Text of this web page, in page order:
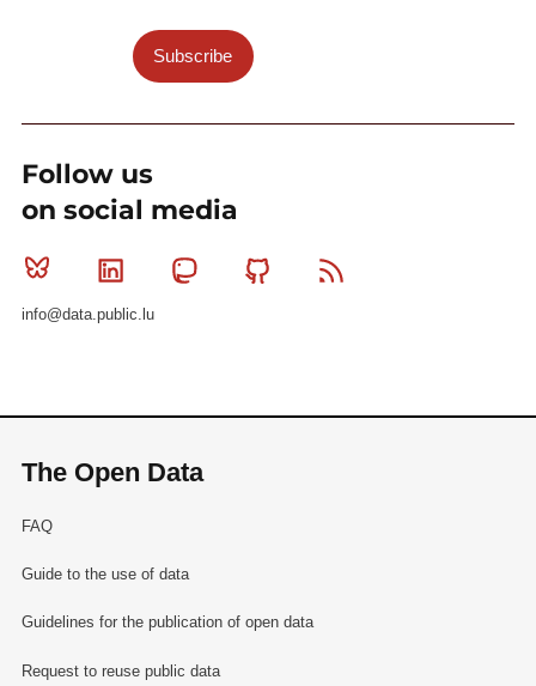
Subscribe
Follow us
on social media
Bluesky Linkedin MastodonGithub
info@data.public.lu
The Open Data
FAQ
Guide to the use of data
Guidelines for the publication of open data
Request to reuse public data